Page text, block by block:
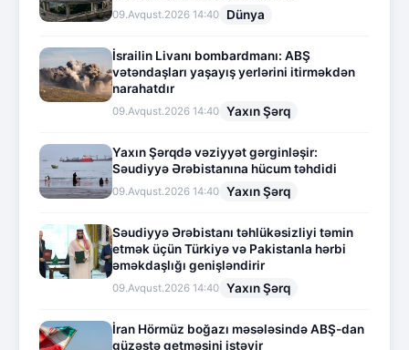
09.Avqust.2026 14:40 Dünya
İsrailin Livanı bombardmanı: ABŞ
vətəndaşları yaşayış yerlərini itirməkdən
narahatdır
09.Avqust.2026 14:40 Yaxın Şərq
Yaxın Şərqdə vəziyyət gərginləşir:
Səudiyyə Ərəbistanına hücum təhdidi
09.Avqust.2026 14:40 Yaxın Şərq
Səudiyyə Ərəbistanı təhlükəsizliyi təmin
etmək üçün Türkiyə və Pakistanla hərbi
əməkdaşlığı genişləndirir
09.Avqust.2026 14:40 Yaxın Şərq
İran Hörmüz boğazı məsələsində ABŞ-dan
güzəştə getməsini istəyir